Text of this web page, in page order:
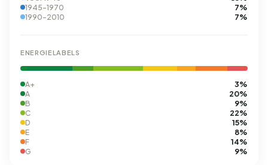
1945-1970 7%
1990-2010 7%
ENERGIELABELS
A+ 3%
A 20%
B 9%
C 22%
D 15%
E 8%
F 14%
G 9%